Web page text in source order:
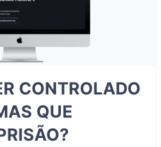
CONTROLADO
QUE